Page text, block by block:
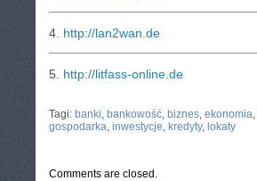
4. http://lan2wan.de
5. http://litfass-online.de
Tagi: banki, bankowość, biznes, ekonomia,
gospodarka, inwestycje, kredyty, lokaty
Comments are closed.